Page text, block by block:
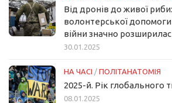
Від дронів до живої
волонтерської
війни значно
30.01.2025
НА ЧАСІ / ПОЛІТАНАТОМІЯ
2025-й. Рік глобального
08.01.2025